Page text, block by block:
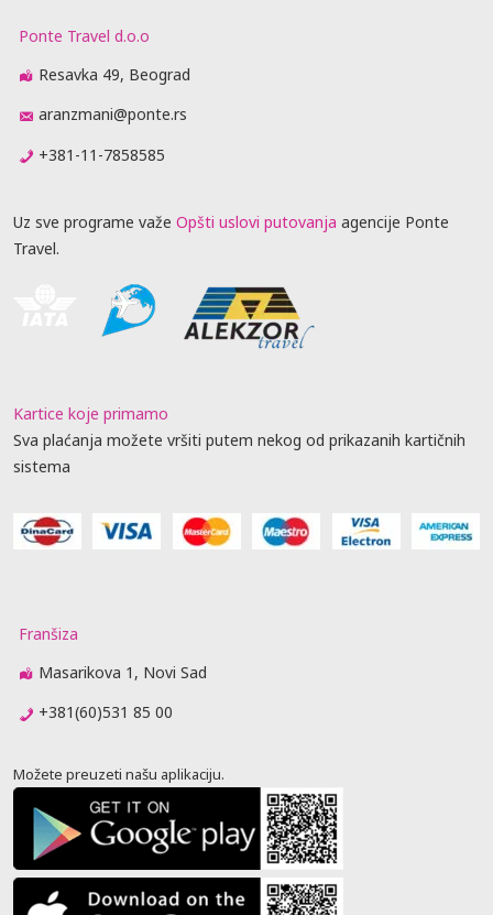
Ponte Travel d.o.o
Resavka 49, Beograd
aranzmani@ponte.rs
+381-11-7858585
Uz sve programe važe Opšti uslovi putovanja agencije Ponte
Travel.
Kartice koje primamo
Sva plaćanja možete vršiti putem nekog od prikazanih kartičnih
sistema
Franšiza
Masarikova 1, Novi Sad
+381(60)531 85 00
Možete preuzeti našu aplikaciju.